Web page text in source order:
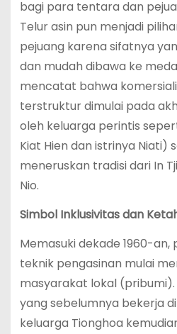
bagi para tentara dan
Telur asin pun menjadi
pejuang karena sifatnya
dan mudah dibawa ke
mencatat bahwa
terstruktur dimulai pada
oleh keluarga perintis
Kiat Hien dan istrinya Niati)
meneruskan tradisi dari In
Nio.
Simbol Inklusivitas dan
Memasuki dekade 1960-
teknik pengasinan mulai
masyarakat lokal
yang sebelumnya bekerja
keluarga Tionghoa